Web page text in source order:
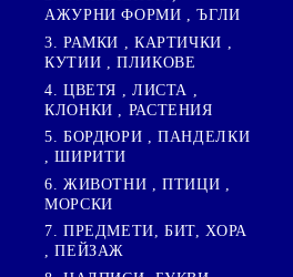
АЖУРНИ ФОРМИ , ЪГЛИ
3. РАМКИ , КАРТИЧКИ ,
КУТИИ , ПЛИКОВЕ
4. ЦВЕТЯ , ЛИСТА ,
КЛОНКИ , РАСТЕНИЯ
5. БОРДЮРИ , ПАНДЕЛКИ
, ШИРИТИ
6. ЖИВОТНИ , ПТИЦИ ,
МОРСКИ
7. ПРЕДМЕТИ, БИТ, ХОРА
, ПЕЙЗАЖ